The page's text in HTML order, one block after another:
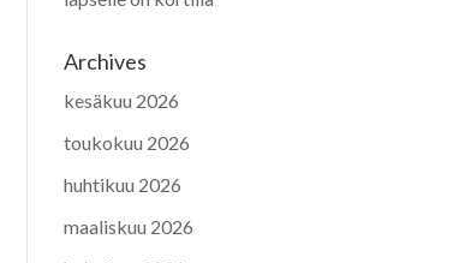
Archives
kesäkuu 2026
toukokuu 2026
huhtikuu 2026
maaliskuu 2026